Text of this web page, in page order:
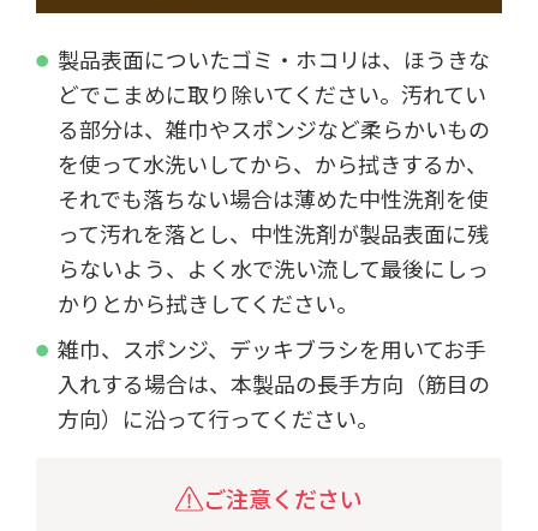
製品表面についたゴミ・ホコリは、ほうきな
どでこまめに取り除いてください。汚れてい
る部分は、雑巾やスポンジなど柔らかいもの
を使って水洗いしてから、から拭きするか、
それでも落ちない場合は薄めた中性洗剤を使
って汚れを落とし、中性洗剤が製品表面に残
らないよう、よく水で洗い流して最後にしっ
かりとから拭きしてください。
雑巾、スポンジ、デッキブラシを用いてお手
入れする場合は、本製品の長手方向（筋目の
方向）に沿って行ってください。
ご注意ください